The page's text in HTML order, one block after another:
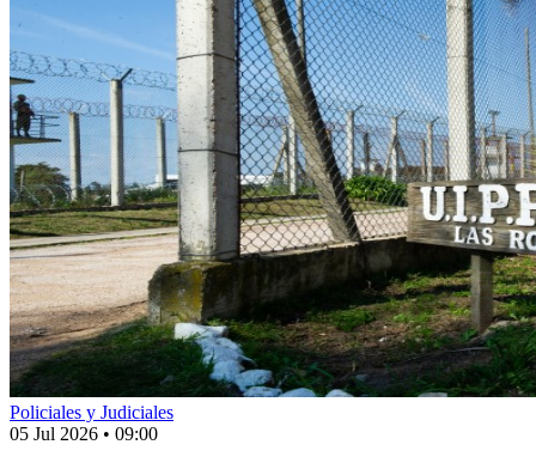
Policiales y Judiciales
05 Jul 2026 • 09:00